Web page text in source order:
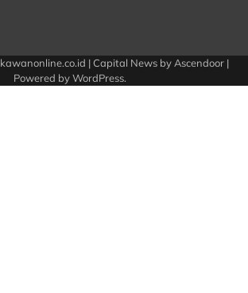
kawanonline.co.id | Capital News byAscendoor |
Powered byWordPress.